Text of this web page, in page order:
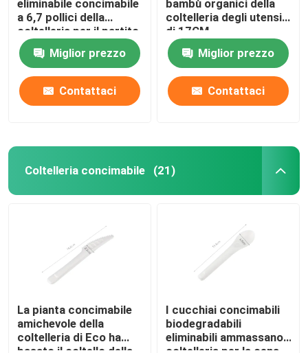
eliminabile concimabile
a 6,7 pollici della
coltelleria per il partito
del BARBECUE di
ResturantMiglior prezzo
Contattaci
bambù organici della
coltelleria degli utensili
di 17CM
Miglior prezzo
Contattaci
Coltelleria concimabile (21)
La pianta concimabile
amichevole della
coltelleria di Eco ha
I cucchiai concimabili
biodegradabili
eliminabili ammassano